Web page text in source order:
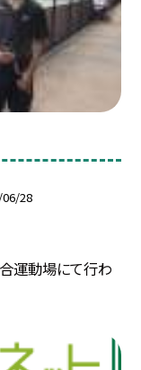
28
合運動場にて行わ